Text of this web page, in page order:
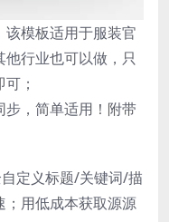
模板适用于服装官
行业也可以做，只
；
步，简单适用！附带
定义标题/关键词/描
；用低成本获取源源